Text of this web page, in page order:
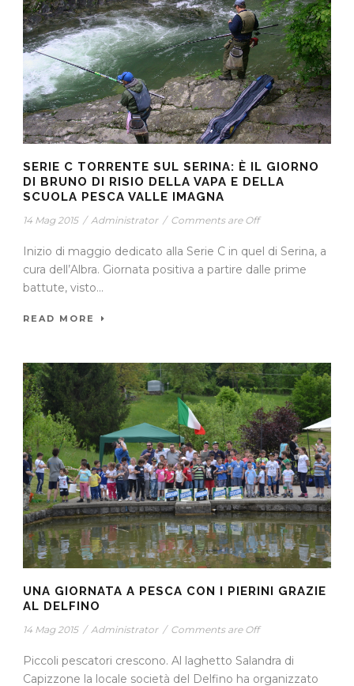
SERIE C TORRENTE SUL SERINA: È IL GIORNO
DI BRUNO DI RISIO DELLA VAPA E DELLA
SCUOLA PESCA VALLE IMAGNA
14 Mag 2015 / Administrator / Comments are Off
Inizio di maggio dedicato alla Serie C in quel di Serina, a
cura dell’Albra. Giornata positiva a partire dalle prime
battute, visto...
READ MORE
UNA GIORNATA A PESCA CON I PIERINI GRAZIE
AL DELFINO
14 Mag 2015 / Administrator / Comments are Off
Piccoli pescatori crescono. Al laghetto Salandra di
Capizzone la locale società del Delfino ha organizzato